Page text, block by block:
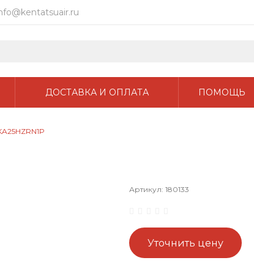
ДОСТАВКА И ОПЛАТА ПОМОЩЬ
Артикул: 180133
Уточнить цену